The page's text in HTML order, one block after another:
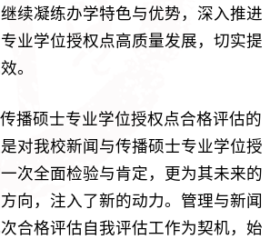
续凝练办学特色与优势，深入推进
业学位授权点高质量发展，切实提
。
播硕士专业学位授权点合格评估的
对我校新闻与传播硕士专业学位授
次全面检验与肯定，更为其未来的
向，注入了新的动力。管理与新闻
合格评估自我评估工作为契机，始